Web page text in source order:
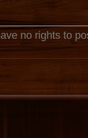
no rights to